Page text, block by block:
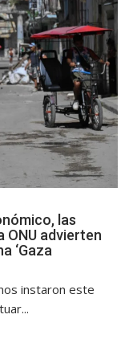
las
ONU advierten
‘Gaza
instaron este